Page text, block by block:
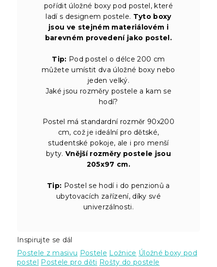
pořídit úložné boxy pod postel, které
ladí s designem postele. Tyto boxy
jsou ve stejném materiálovém i
barevném provedení jako postel.
Tip: Pod postel o délce 200 cm
můžete umístit dva úložné boxy nebo
jeden velký.
Jaké jsou rozměry postele a kam se
hodí?
Postel má standardní rozměr 90x200
cm, což je ideální pro dětské,
studentské pokoje, ale i pro menší
byty. Vnější rozměry postele jsou
205x97 cm.
Tip: Postel se hodí i do penzionů a
ubytovacích zařízení, díky své
univerzálnosti.
Inspirujte se dál
Postele z masivu Postele Ložnice Úložné boxy pod
postel Postele pro děti Rošty do postele